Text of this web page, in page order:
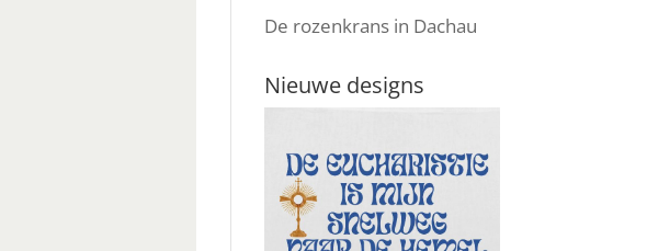
De rozenkrans in Dachau
Nieuwe designs